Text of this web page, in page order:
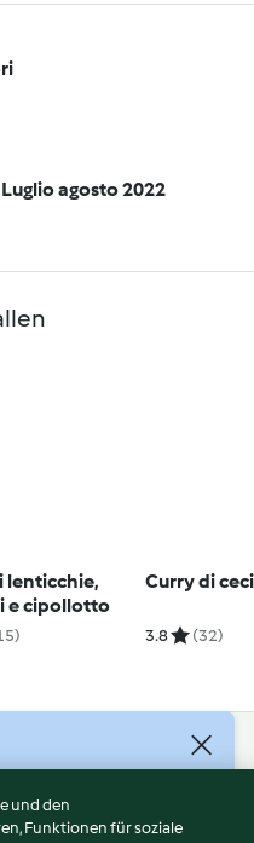
agosto 2022
lenticchie,
e cipollotto
Curry di
3.8 (32)
und den
Funktionen für soziale